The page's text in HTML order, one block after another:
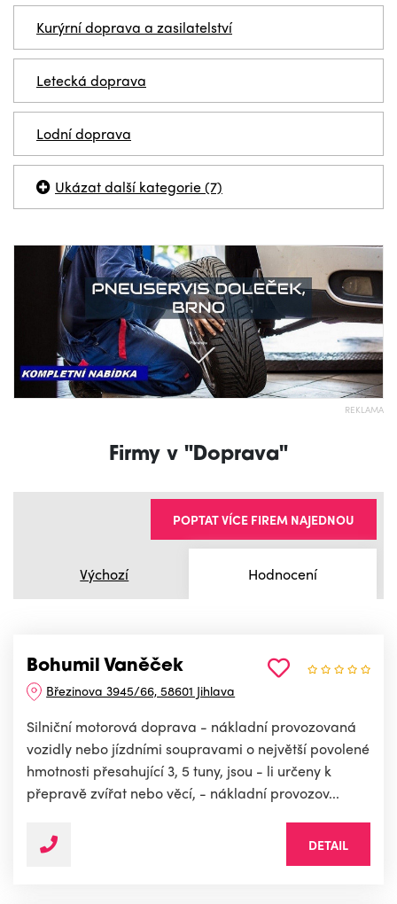
Kurýrní doprava a zasilatelství
Letecká doprava
Lodní doprava
Ukázat další kategorie (7)
REKLAMA
Firmy v "Doprava"
Výchozí Hodnocení
POPTAT VÍCE FIREM NAJEDNOU
Bohumil Vaněček
Březinova 3945/66, 58601 Jihlava
Silniční motorová doprava - nákladní provozovaná
vozidly nebo jízdními soupravami o největší povolené
hmotnosti přesahující 3, 5 tuny, jsou - li určeny k
přepravě zvířat nebo věcí, - nákladní provozov...
DETAIL